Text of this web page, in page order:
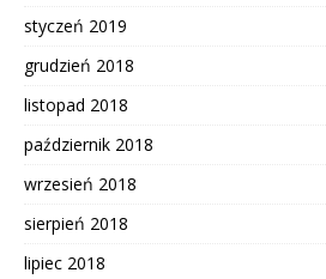
styczeń 2019
grudzień 2018
listopad 2018
październik 2018
wrzesień 2018
sierpień 2018
lipiec 2018